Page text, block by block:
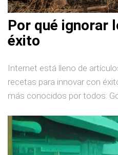
Por qué ignorar
éxito
Internet está lleno de
recetas para innovar con
más conocidos por todos: